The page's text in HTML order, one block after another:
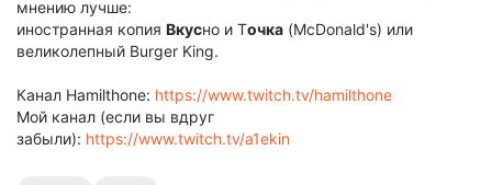
мнению лучше:
иностранная копия Вкусно и Точка (McDonald's) или
великолепный Burger King.
Канал Hamilthone: https://www.twitch.tv/hamilthone
Мой канал (если вы вдруг
забыли): https://www.twitch.tv/a1ekin